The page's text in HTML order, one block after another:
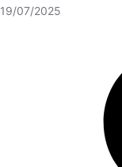
19/07/2025